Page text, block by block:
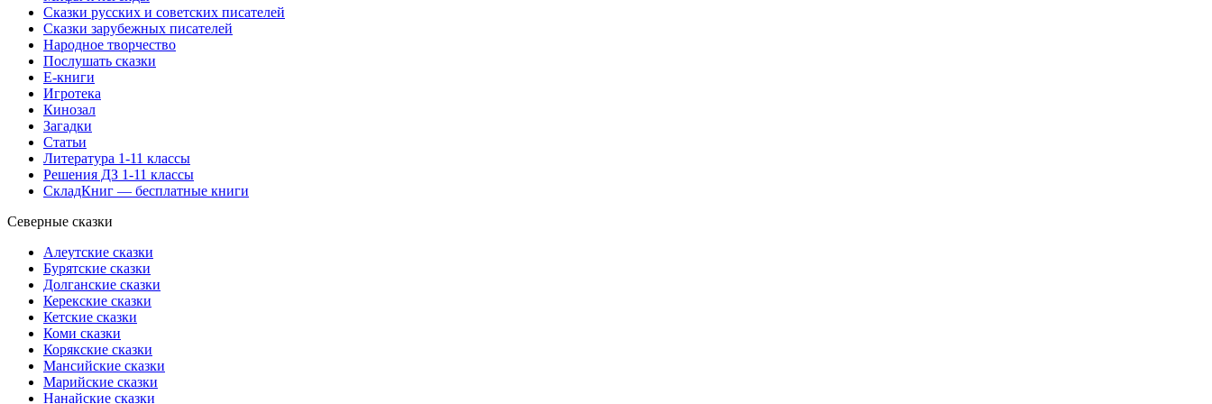
Сказки русских и советских писателей
Сказки зарубежных писателей
Народное творчество
Послушать сказки
Е-книги
Игротека
Кинозал
Загадки
Статьи
Литература 1-11 классы
Решения ДЗ 1-11 классы
СкладКниг — бесплатные книги
Северные сказки
Алеутские сказки
Бурятские сказки
Долганские сказки
Керекские сказки
Кетские сказки
Коми сказки
Корякские сказки
Мансийские сказки
Марийские сказки
Нанайские сказки